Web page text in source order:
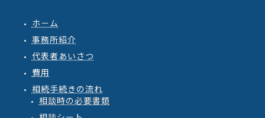
ホ－ム
事務所紹介
代表者あいさつ
費用
相続手続きの流れ
相談時の必要書類